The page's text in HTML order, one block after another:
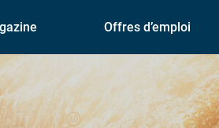
Offres d’emploi